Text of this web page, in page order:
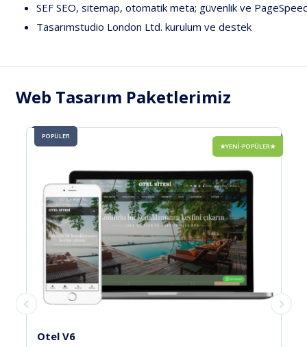
SEF SEO, sitemap, otomatik meta; güvenlik ve
Tasarımstudio London Ltd. kurulum ve destek
Web Tasarım Paketlerimiz
POPÜLER
★YENİ-POPÜLER★
Otel Premium